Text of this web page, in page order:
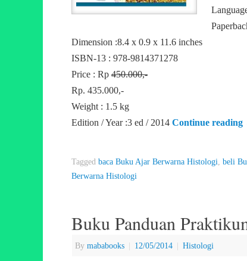
Dimension :8.4 x 0.9 x 11.6 inches
ISBN-13 : 978-9814371278
Price : Rp 450.000,-
Rp. 435.000,-
Weight : 1.5 kg
Edition / Year :3 ed / 2014 Continue reading
Tagged baca Buku Ajar Berwarna Histologi beli
Berwarna Histologi
Buku Panduan
By mababooks | 12/05/2014 | Histologi